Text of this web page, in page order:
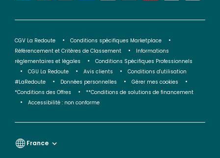
CGV La Redoute
Conditions spécifiques Marketplace
Référencement et Critères de Classement
Informations
réglementaires et légales
Conditions Spécifiques Professionnels
CGU La Redoute
Avis clients
Conditions d'utilisation
#LaRedoute
Données personnelles
Gérer mes cookies
*Conditions des Offres
**Conditions de solutions de financement
Accessibilité : non conforme
France